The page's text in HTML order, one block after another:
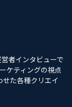
者インタビューで
ケティングの視点
た各種クリエイ